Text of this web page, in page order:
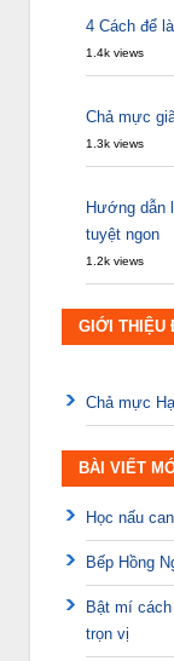
4 Cách để
1.4k views
Chả mực
1.3k views
Hướng dẫn
tuyệt ngon
1.2k views
GIỚI THIỆU
Chả mực
BÀI VIẾT
Học nấu
Bếp Hồng
Bật mí
trọn vị